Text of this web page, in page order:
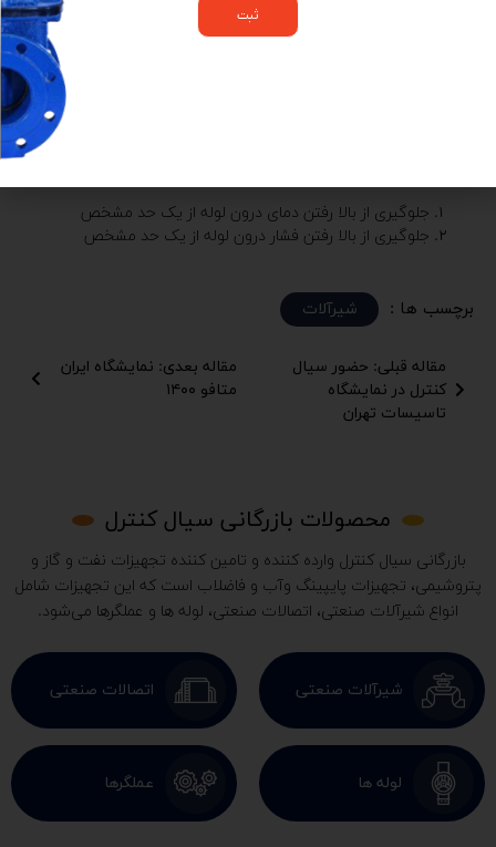
شود. حرکت شیر برای باز و بسته شدن به طور کامل توسط یک منبع
انرژی مانند برق، بخار یا آب کنترل می‌شود.
شیرهای اطمینان ایمنی T&P نیز نوعی از شیرهای اطمینان فشار هستند
جلوگیری از بالا رفتن دمای درون لوله از یک حد مشخص
جلوگیری از بالا رفتن فشار درون لوله از یک حد مشخص
برچسب ها : شیرآلات
مقاله قبلی: حضور سیال
کنترل در نمایشگاه
تاسیسات تهران
مقاله بعدی: نمایشگاه ایران
متافو ۱۴۰۰
محصولات بازرگانی سیال کنترل
بازرگانی سیال کنترل وارده کننده و تامین کننده تجهیزات نفت و گاز و
پتروشیمی، تجهیزات پایپینگ وآب و فاضلاب است که این تجهیزات شامل
انواع شیرآلات صنعتی، اتصالات صنعتی، لوله ها و عملگرها می‌شود.
شیرآلات صنعتی اتصالات صنعتی
لوله ها عملگرها